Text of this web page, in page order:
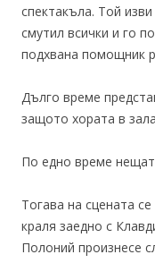
спектакъла. Той
смутил всички и го
подхвана помощник
Дълго време
защото хората в
По едно време
Тогава на сцената
краля заедно с
Полоний произнесе